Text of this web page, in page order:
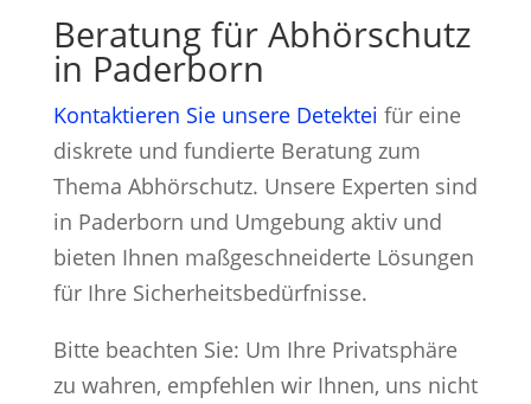
Beratung für Abhörschutz
in Paderborn
Kontaktieren Sie unsere Detektei für eine
diskrete und fundierte Beratung zum
Thema Abhörschutz. Unsere Experten sind
in Paderborn und Umgebung aktiv und
bieten Ihnen maßgeschneiderte Lösungen
für Ihre Sicherheitsbedürfnisse.
Bitte beachten Sie: Um Ihre Privatsphäre
zu wahren, empfehlen wir Ihnen, uns nicht